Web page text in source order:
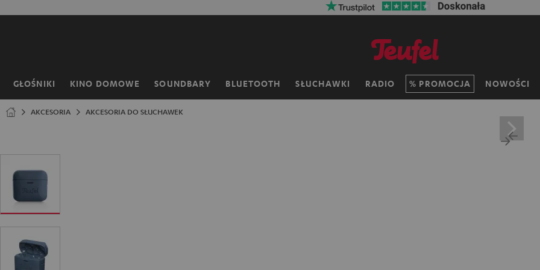
GŁOŚNIKI KINO DOMOWE SOUNDBARY BLUETOOTH SŁUCHAWKI RADIO PROMOCJA NOWOŚCI
Strona
AKCESORIA AKCESORIA DO SŁUCHAWEK